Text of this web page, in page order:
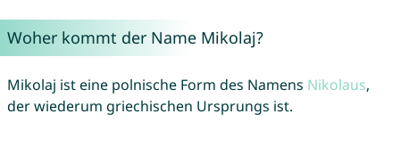
Woher kommt der Name Mikolaj?
Mikolaj ist eine polnische Form des Namens Nikolaus,
der wiederum griechischen Ursprungs ist.